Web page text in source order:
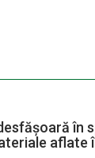
în
aflate